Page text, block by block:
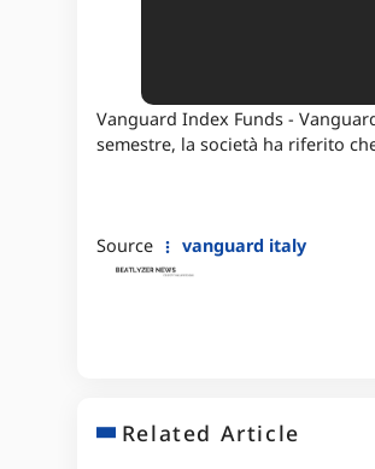
Vanguard Index Funds -
semestre, la società ha riferito
Source vanguard italy
Related Article